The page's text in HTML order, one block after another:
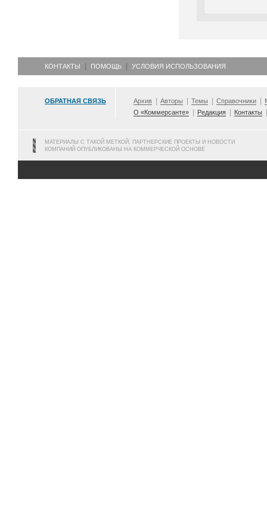
КОНТАКТЫ ПОМОЩЬ УСЛОВИЯ ИСПОЛЬЗОВАНИЯ
ОБРАТНАЯ СВЯЗЬ Архив Авторы Темы Справочники
О «Коммерсанте»
Редакция Контакты
МАТЕРИАЛЫ С ТАКОЙ МЕТКОЙ, ПАРТНЕРСКИЕ ПРОЕКТЫ И НОВОСТИ
КОМПАНИЙ ОПУБЛИКОВАНЫ НА КОММЕРЧЕСКОЙ ОСНОВЕ